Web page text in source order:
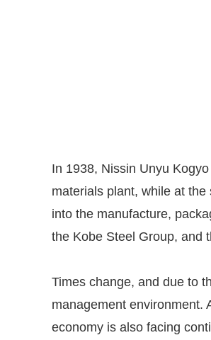
In 1938, Nissin Unyu
materials plant, while at the
into the manufacture,
the Kobe Steel Group, and
Times change, and due to
management environment.
economy is also facing